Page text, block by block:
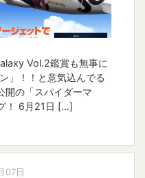
Vol.2鑑賞も無事に
」！！と意気込んでる
開の「スパイダーマ
！ 6月21日 […]
07日